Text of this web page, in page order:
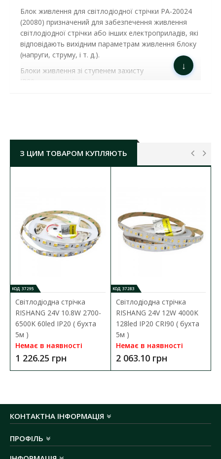
Блок живлення для світлодіодної стрічки PA-20024
(20080) призначений для забезпечення живлення
світлодіодної стрічки або інших електроприладів, які
відповідають вихідним параметрам живлення блоку
(напруги, струму, і т. д.).
Блоки живлення зі ступенем захисту
IP20 захищені від попадання вологи і пилу всередину
алюмінієвому корпусі, який забезпечує захист блоку
від зовнішніх впливів.
захищені від попадання пилу і вологи, їх можна
встановлювати в сухих приміщеннях.
БЛОК ЖИВЛЕННЯ RISHANG 200W 220AC/24V
DC IP20 ВІДКРИТИЙ​ ( PA-20024​ )
номінальна вихідна напруга:24 V DC
номінальний струм:
3 А
температурний режим роботи: від -25o C до
+60 oC
розмір (ДхШхВ):
252х55.5х22 мм
гарантія:
↓
З ЦИМ ТОВАРОМ КУПЛЯЮТЬ
КОД: 37295
Світлодіодна стрічка
RISHANG 24V 10.8W 2700-
6500K 60led IP20 ( бухта
5м )
Немає в наявності
1 226.25 грн
КОД: 37283
Світлодіодна стрічка
RISHANG 24V 12W 4000K
128led IP20 CRI90 ( бухта
5м )
Немає в наявності
2 063.10 грн
КОНТАКТНА ІНФОРМАЦІЯ
ПРОФІЛЬ